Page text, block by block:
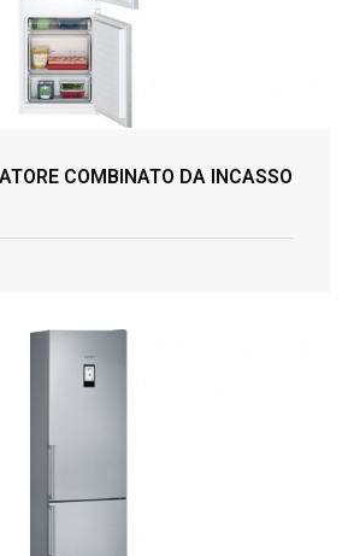
COMBINATO DA INCASSO